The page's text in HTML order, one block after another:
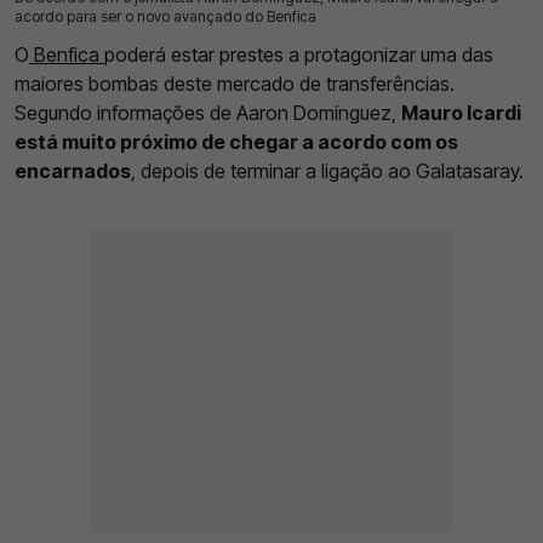
acordo para ser o novo avançado do Benfica
O Benfica poderá estar prestes a protagonizar uma das
maiores bombas deste mercado de transferências.
Segundo informações de Aaron Domínguez, Mauro Icardi
está muito próximo de chegar a acordo com os
encarnados, depois de terminar a ligação ao Galatasaray.